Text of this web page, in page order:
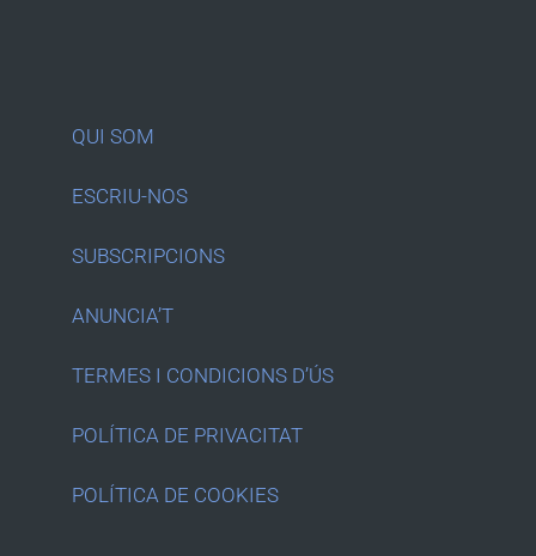
QUI SOM
ESCRIU-NOS
SUBSCRIPCIONS
ANUNCIA’T
TERMES I CONDICIONS D’ÚS
POLÍTICA DE PRIVACITAT
POLÍTICA DE COOKIES